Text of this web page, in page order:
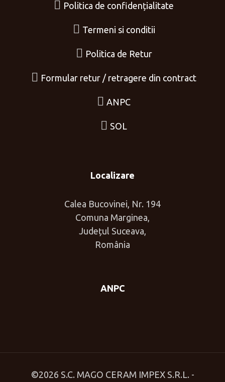
Politica de confidențialitate
Termeni si conditii
Politica de Retur
Formular retur / retragere din contract
ANPC
SOL
Localizare
Calea Bucovinei, Nr. 194
Comuna Marginea,
Județul Suceava,
România
ANPC
©2026 S.C. MAGO CERAM IMPEX S.R.L. -